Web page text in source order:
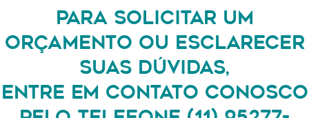
PARA SOLICITAR UM
ORÇAMENTO OU ESCLARECER
SUAS DÚVIDAS,
ENTRE EM CONTATO CONOSCO